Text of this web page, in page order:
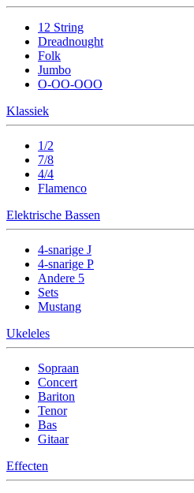
12 String
Dreadnought
Folk
Jumbo
O-OO-OOO
Klassiek
1/2
7/8
4/4
Flamenco
Elektrische Bassen
4-snarige J
4-snarige P
Andere 5
Sets
Mustang
Ukeleles
Sopraan
Concert
Bariton
Tenor
Bas
Gitaar
Effecten